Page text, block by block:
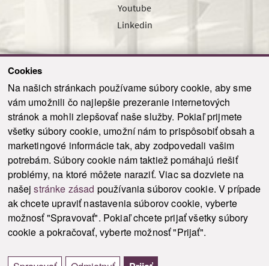
Cookies
Na našich stránkach používame súbory cookie, aby sme
vám umožnili čo najlepšie prezeranie internetových
stránok a mohli zlepšovať naše služby. Pokiaľ prijmete
všetky súbory cookie, umožní nám to prispôsobiť obsah a
marketingové informácie tak, aby zodpovedali vašim
potrebám. Súbory cookie nám taktiež pomáhajú riešiť
problémy, na ktoré môžete naraziť. Viac sa dozviete na
našejstránke zásad používania súborov cookie. V prípade
ak chcete upraviť nastavenia súborov cookie, vyberte
možnosť "Spravovať". Pokiaľ chcete prijať všetky súbory
cookie a pokračovať, vyberte možnosť "Prijať".
Youtube
Linkedin
Odoslať
© 2021-2026 ku.sk. Všetky práva vyhradené. | Ochrana osobných údajov
Vyhlásenie o prístupnosti |
Admin
This site is protected by reCAPTCHA and the Google Privacy Policy and Terms of
Service
apply.